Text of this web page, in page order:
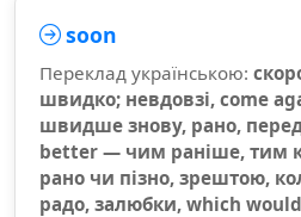
soon
Переклад українською:
швидко; невдовзі, come
швидше знову, рано,
better — чим раніше, тим
рано чи пізно, зрештою,
радо, залюбки, which